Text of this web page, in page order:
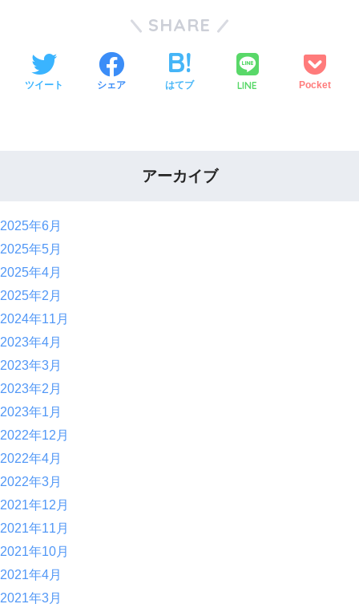
SHARE
ツイート シェア はてブ LINE Pocket
アーカイブ
2025年6月
2025年5月
2025年4月
2025年2月
2024年11月
2023年4月
2023年3月
2023年2月
2023年1月
2022年12月
2022年4月
2022年3月
2021年12月
2021年11月
2021年10月
2021年4月
2021年3月